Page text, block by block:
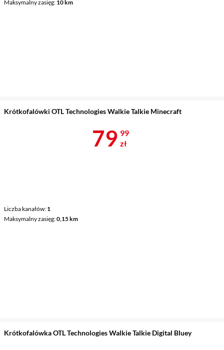
Maksymalny zasięg 10 km
Krótkofalówki OTL Technologies Walkie Talkie Minecraft
Liczba kanałów 1
Maksymalny zasięg 0,15 km
Cena 79,99
79 99
zł
Krótkofalówka OTL Technologies Walkie Talkie Digital Bluey